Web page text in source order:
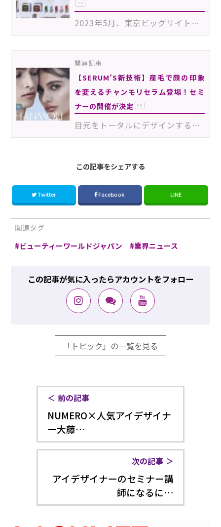
PR
2023年5月、東京ビッグサイトで開催された「ビューティーワールド ジャパン 東京（以下、BWJ東京）」にHIS…
関連記事
【SERUM’S新技術】産毛で顔の印象
を変えるチャンモリセラム登場！セミ
ナーの開催が決定
PR
目元をトータルにデザインするブランド『SERUM’S（セラムズ）』に、新技術が加わりました。その名は「チャ…
この記事をシェアする
Twitter Facebook LINE
関連タグ
ビューティーワールドジャパン
業界ニュース
この記事が気に入ったらアカウントをフォロー
「トピック」の一覧を見る
前の記事
NUMERO×人気アイデザイナ
ー大藤…
次の記事
アイデザイナーのセミナー講
師になるに…